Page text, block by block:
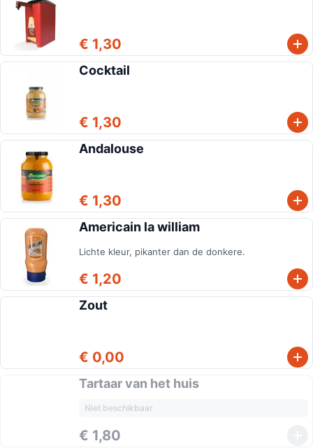
€ 1,30
Cocktail
€ 1,30
Andalouse
€ 1,30
Americain la william
Lichte kleur, pikanter dan de donkere.
€ 1,20
Zout
€ 0,00
Tartaar van het huis
Niet beschikbaar
€ 1,80